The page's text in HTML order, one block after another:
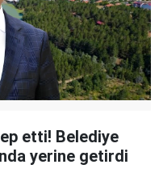
etti! Belediye
yerine getirdi